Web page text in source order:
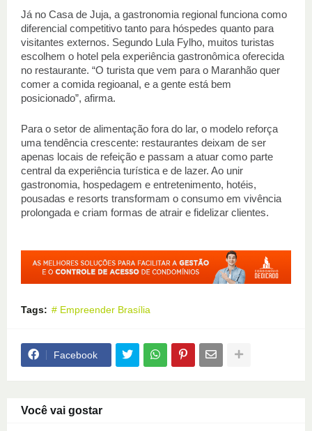
Já no Casa de Juja, a gastronomia regional funciona como
diferencial competitivo tanto para hóspedes quanto para
visitantes externos. Segundo Lula Fylho, muitos turistas
escolhem o hotel pela experiência gastronômica oferecida
no restaurante. “O turista que vem para o Maranhão quer
comer a comida regioanal, e a gente está bem
posicionado”, afirma.
Para o setor de alimentação fora do lar, o modelo reforça
uma tendência crescente: restaurantes deixam de ser
apenas locais de refeição e passam a atuar como parte
central da experiência turística e de lazer. Ao unir
gastronomia, hospedagem e entretenimento, hotéis,
pousadas e resorts transformam o consumo em vivência
prolongada e criam formas de atrair e fidelizar clientes.
Tags: # Empreender Brasília
Facebook
Você vai gostar